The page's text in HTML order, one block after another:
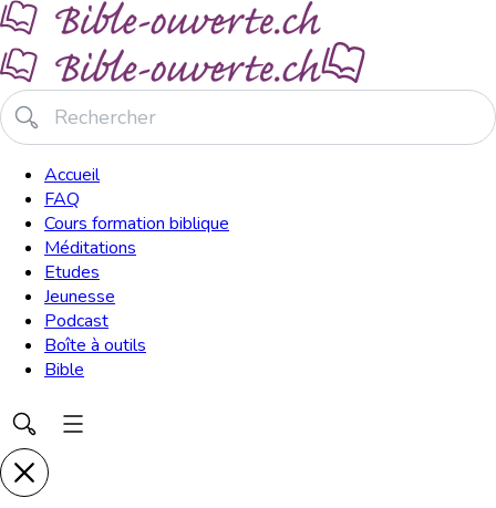
Accueil
FAQ
Cours formation biblique
Méditations
Etudes
Jeunesse
Podcast
Boîte à outils
Bible